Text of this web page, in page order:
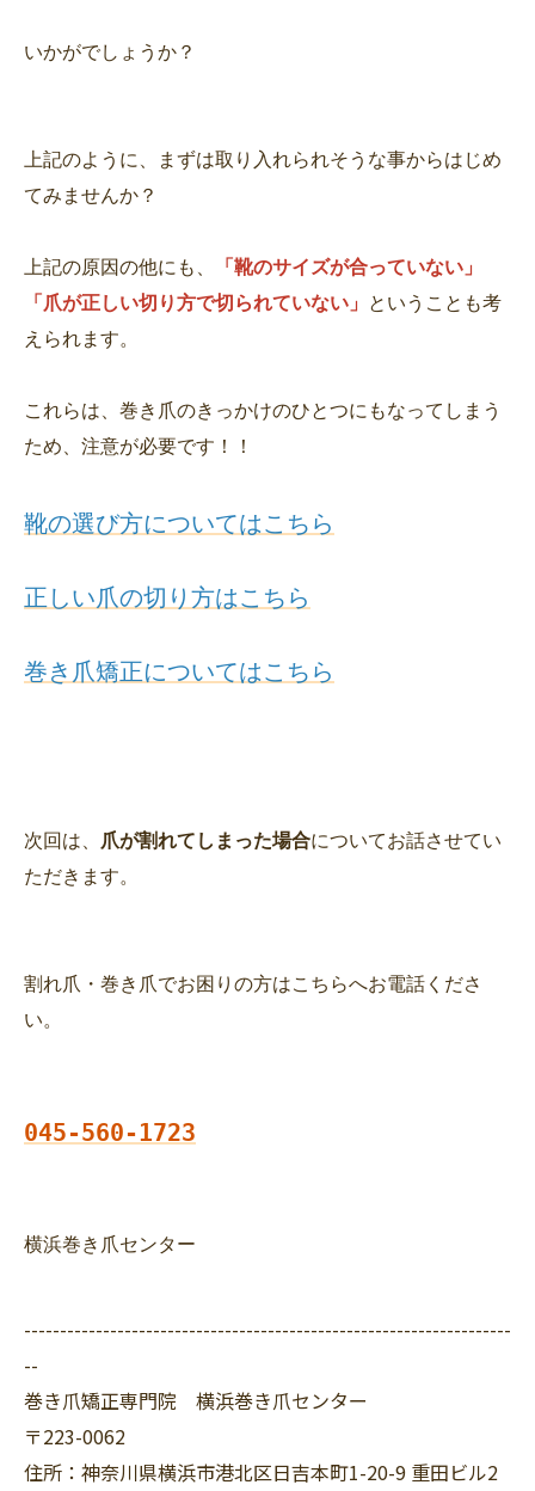
いかがでしょうか？
上記のように、まずは取り入れられそうな事からはじめ
てみませんか？
上記の原因の他にも、
「靴のサイズが合っていない」
「爪が正しい切り方で切られていない」 ということも考
えられます。
これらは、巻き爪のきっかけのひとつにもなってしまう
ため、注意が必要です！！
靴の選び方についてはこちら
正しい爪の切り方はこちら
巻き爪矯正についてはこちら
次回は、 爪が割れてしまった場合についてお話させてい
ただきます。
割れ爪・巻き爪でお困りの方はこちらへお電話くださ
い。
045-560-1723
横浜巻き爪センター
--------------------------------------------------------------------
--
巻き爪矯正専門院 横浜巻き爪センター
〒223-0062
住所：神奈川県横浜市港北区日吉本町1-20-9 重田ビル2